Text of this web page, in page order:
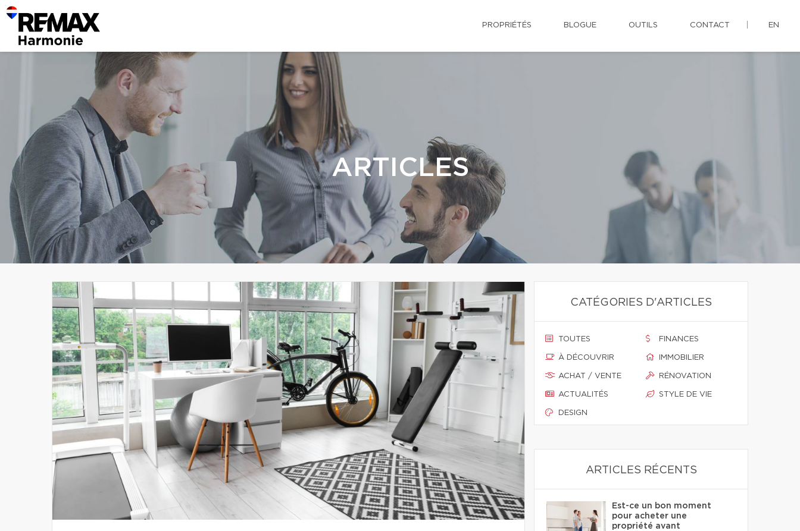
PROPRIÉTÉS BLOGUE OUTILS CONTACT EN
ARTICLES
CATÉGORIES D'ARTICLES
TOUTES
À DÉCOUVRIR
ACHAT / VENTE
ACTUALITÉS
DESIGN
FINANCES
IMMOBILIER
RÉNOVATION
STYLE DE VIE
ARTICLES RÉCENTS
Est-ce un bon moment
pour acheter une
propriété avant